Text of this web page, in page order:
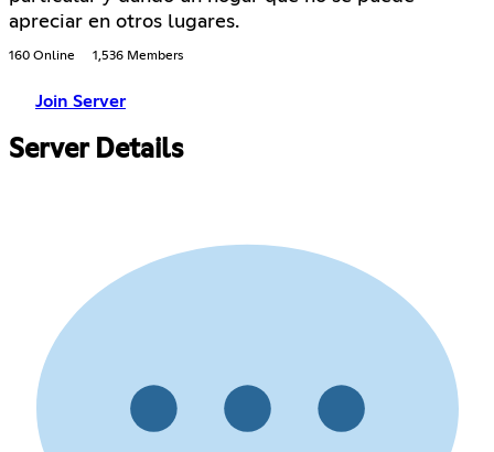
apreciar en otros lugares.
160 Online 1,536 Members
Join Server
Server Details